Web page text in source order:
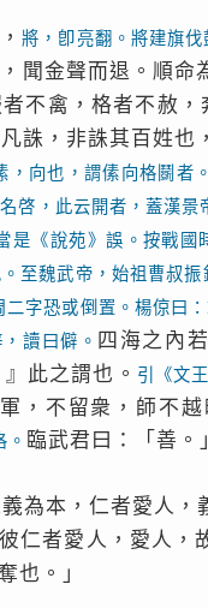
將，卽亮翻。將建旗
聞金聲而退。順命
不禽，格者不赦，
凡誅，非誅其百姓也
，向也，謂傃向格鬬者
啓，此云開者，蓋漢景
《說苑》誤。按戰
至魏武帝，始祖曹叔振
字恐或倒置。楊倞曰
讀曰僻。 四海之內
此之謂也。 引《文
，不留衆，師不
臨武君曰：「善。
義為本，仁者愛人
仁者愛人，愛人，
也。」